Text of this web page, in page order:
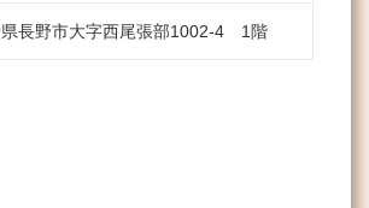
長野市大字西尾張部1002-4 1階